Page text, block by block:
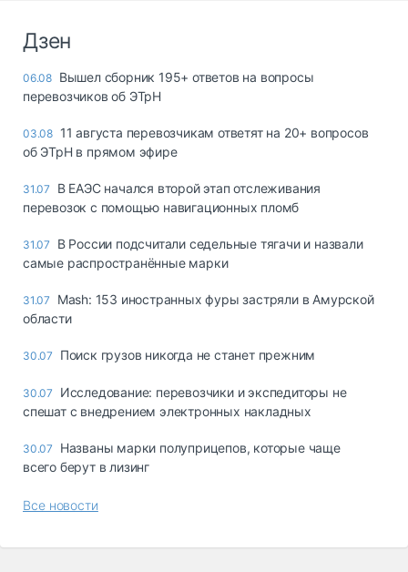
Дзен
06.08 Вышел сборник 195+ ответов на вопросы
перевозчиков об ЭТрН
03.08 11 августа перевозчикам ответят на 20+ вопросов
об ЭТрН в прямом эфире
31.07
В ЕАЭС начался второй этап отслеживания
перевозок с помощью навигационных пломб
31.07
В России подсчитали седельные тягачи и назвали
самые распространённые марки
31.07
Mash: 153 иностранных фуры застряли в Амурской
области
30.07 Поиск грузов никогда не станет прежним
30.07
Исследование: перевозчики и экспедиторы не
спешат с внедрением электронных накладных
30.07
Названы марки полуприцепов, которые чаще
всего берут в лизинг
Все новости